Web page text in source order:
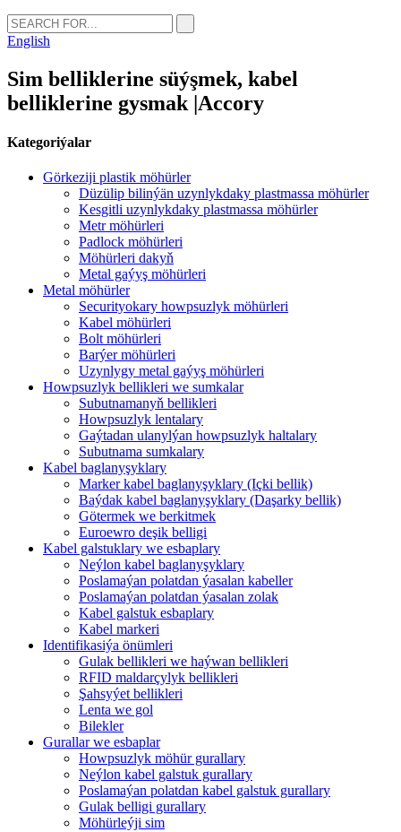
English
Sim belliklerine süýşmek, kabel
belliklerine gysmak |Accory
Kategoriýalar
Görkeziji plastik möhürler
Düzülip bilinýän uzynlykdaky plastmassa möhürler
Kesgitli uzynlykdaky plastmassa möhürler
Metr möhürleri
Padlock möhürleri
Möhürleri dakyň
Metal gaýyş möhürleri
Metal möhürler
Securityokary howpsuzlyk möhürleri
Kabel möhürleri
Bolt möhürleri
Barýer möhürleri
Uzynlygy metal gaýyş möhürleri
Howpsuzlyk bellikleri we sumkalar
Subutnamanyň bellikleri
Howpsuzlyk lentalary
Gaýtadan ulanylýan howpsuzlyk haltalary
Subutnama sumkalary
Kabel baglanyşyklary
Marker kabel baglanyşyklary (Içki bellik)
Baýdak kabel baglanyşyklary (Daşarky bellik)
Götermek we berkitmek
Euroewro deşik belligi
Kabel galstuklary we esbaplary
Neýlon kabel baglanyşyklary
Poslamaýan polatdan ýasalan kabeller
Poslamaýan polatdan ýasalan zolak
Kabel galstuk esbaplary
Kabel markeri
Identifikasiýa önümleri
Gulak bellikleri we haýwan bellikleri
RFID maldarçylyk bellikleri
Şahsyýet bellikleri
Lenta we gol
Bilekler
Gurallar we esbaplar
Howpsuzlyk möhür gurallary
Neýlon kabel galstuk gurallary
Poslamaýan polatdan kabel galstuk gurallary
Gulak belligi gurallary
Möhürleýji sim